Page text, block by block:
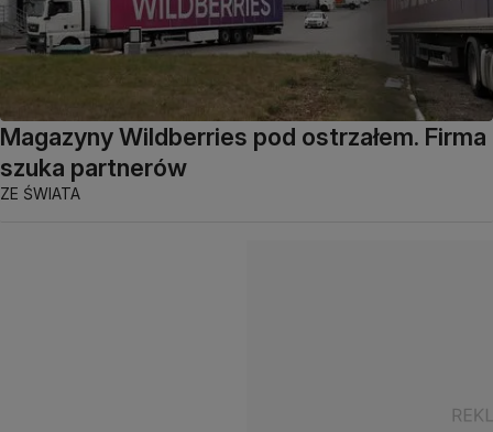
Magazyny Wildberries pod ostrzałem. Firma
szuka partnerów
ZE ŚWIATA